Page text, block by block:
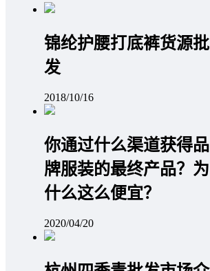
锦纶护腰打底裤货源批
发
2018/10/16
你通过什么渠道获得品
牌服装的最终产品？为
什么这么便宜？
2020/04/20